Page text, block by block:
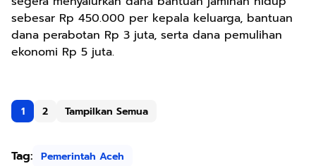
sebesar Rp 450.000 per kepala keluarga, bantuan
dana perabotan Rp 3 juta, serta dana pemulihan
ekonomi Rp 5 juta.
1 2 Tampilkan Semua
Tag: Pemerintah Aceh